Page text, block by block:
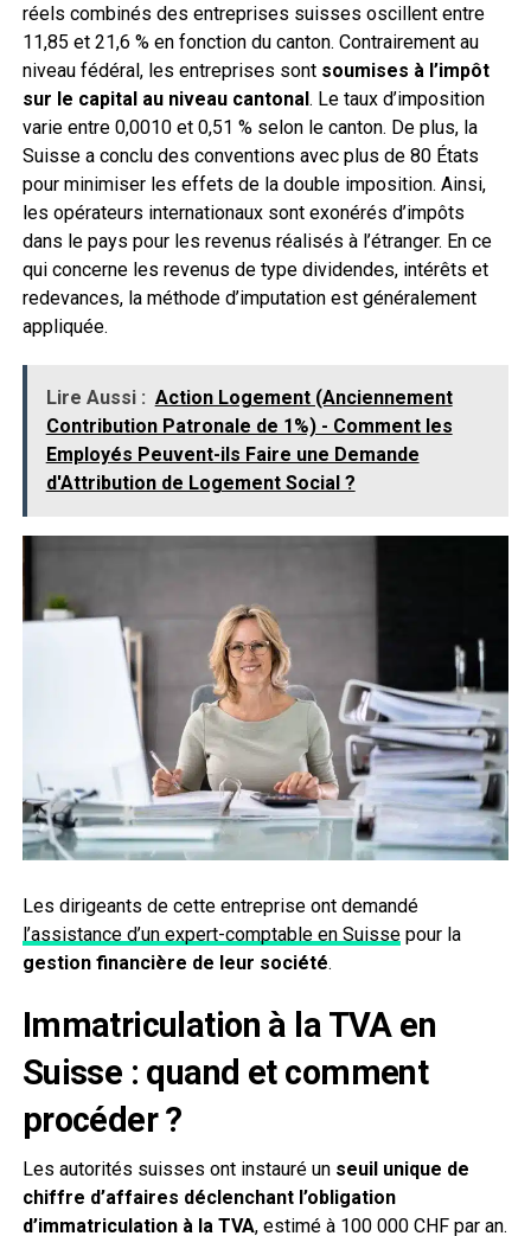
réels combinés des entreprises suisses oscillent entre
11,85 et 21,6 % en fonction du canton. Contrairement au
niveau fédéral, les entreprises sont soumises à l’impôt
sur le capital au niveau cantonal. Le taux d’imposition
varie entre 0,0010 et 0,51 % selon le canton. De plus, la
Suisse a conclu des conventions avec plus de 80 États
pour minimiser les effets de la double imposition. Ainsi,
les opérateurs internationaux sont exonérés d’impôts
dans le pays pour les revenus réalisés à l’étranger. En ce
qui concerne les revenus de type dividendes, intérêts et
redevances, la méthode d’imputation est généralement
appliquée.
Lire Aussi : Action Logement (Anciennement
Contribution Patronale de 1%) - Comment les
Employés Peuvent-ils Faire une Demande
d'Attribution de Logement Social ?
Les dirigeants de cette entreprise ont demandé
l’assistance d’un expert-comptable en Suissepour la
gestion financière de leur société.
Immatriculation à la TVA en
Suisse : quand et comment
procéder ?
Les autorités suisses ont instauré un seuil unique de
chiffre d’affaires déclenchant l’obligation
d’immatriculation à la TVA, estimé à 100 000 CHF par an.